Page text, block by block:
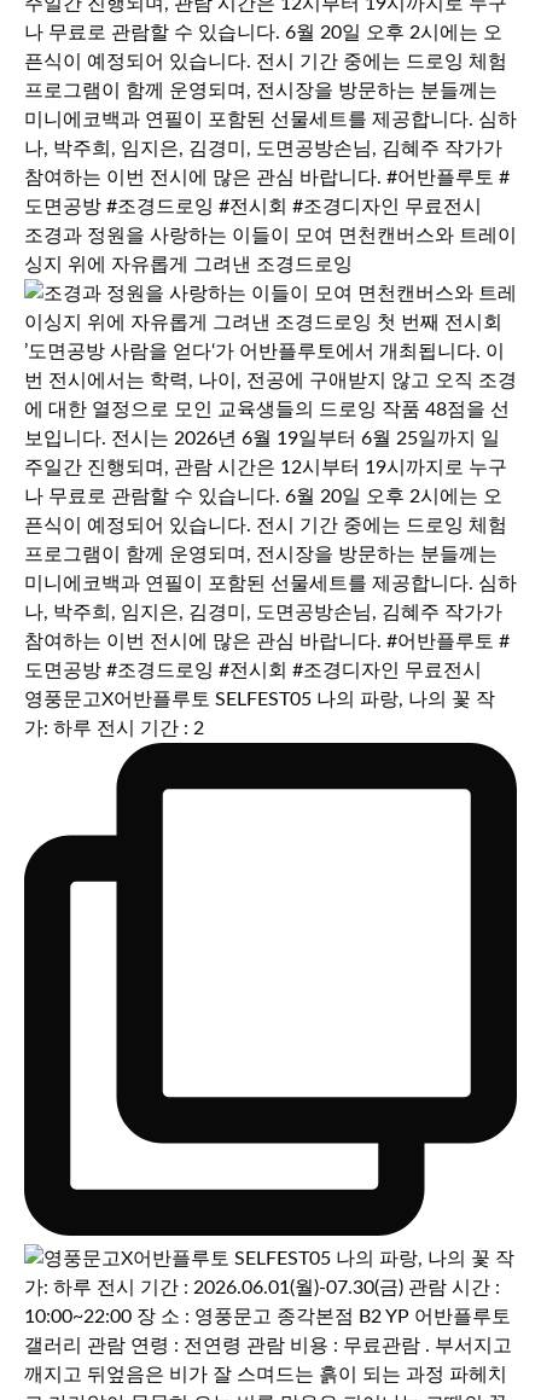
조경과 정원을 사랑하는 이들이 모여 면천캔버스와 트레이
싱지 위에 자유롭게 그려낸 조경드로잉
영풍문고X어반플루토 SELFEST05 나의 파랑, 나의 꽃 작
가: 하루 전시 기간 : 2